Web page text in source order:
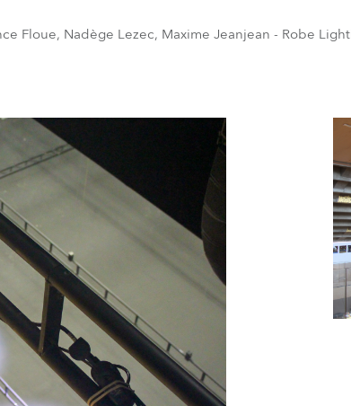
Floue, Nadège Lezec, Maxime Jeanjean - Robe